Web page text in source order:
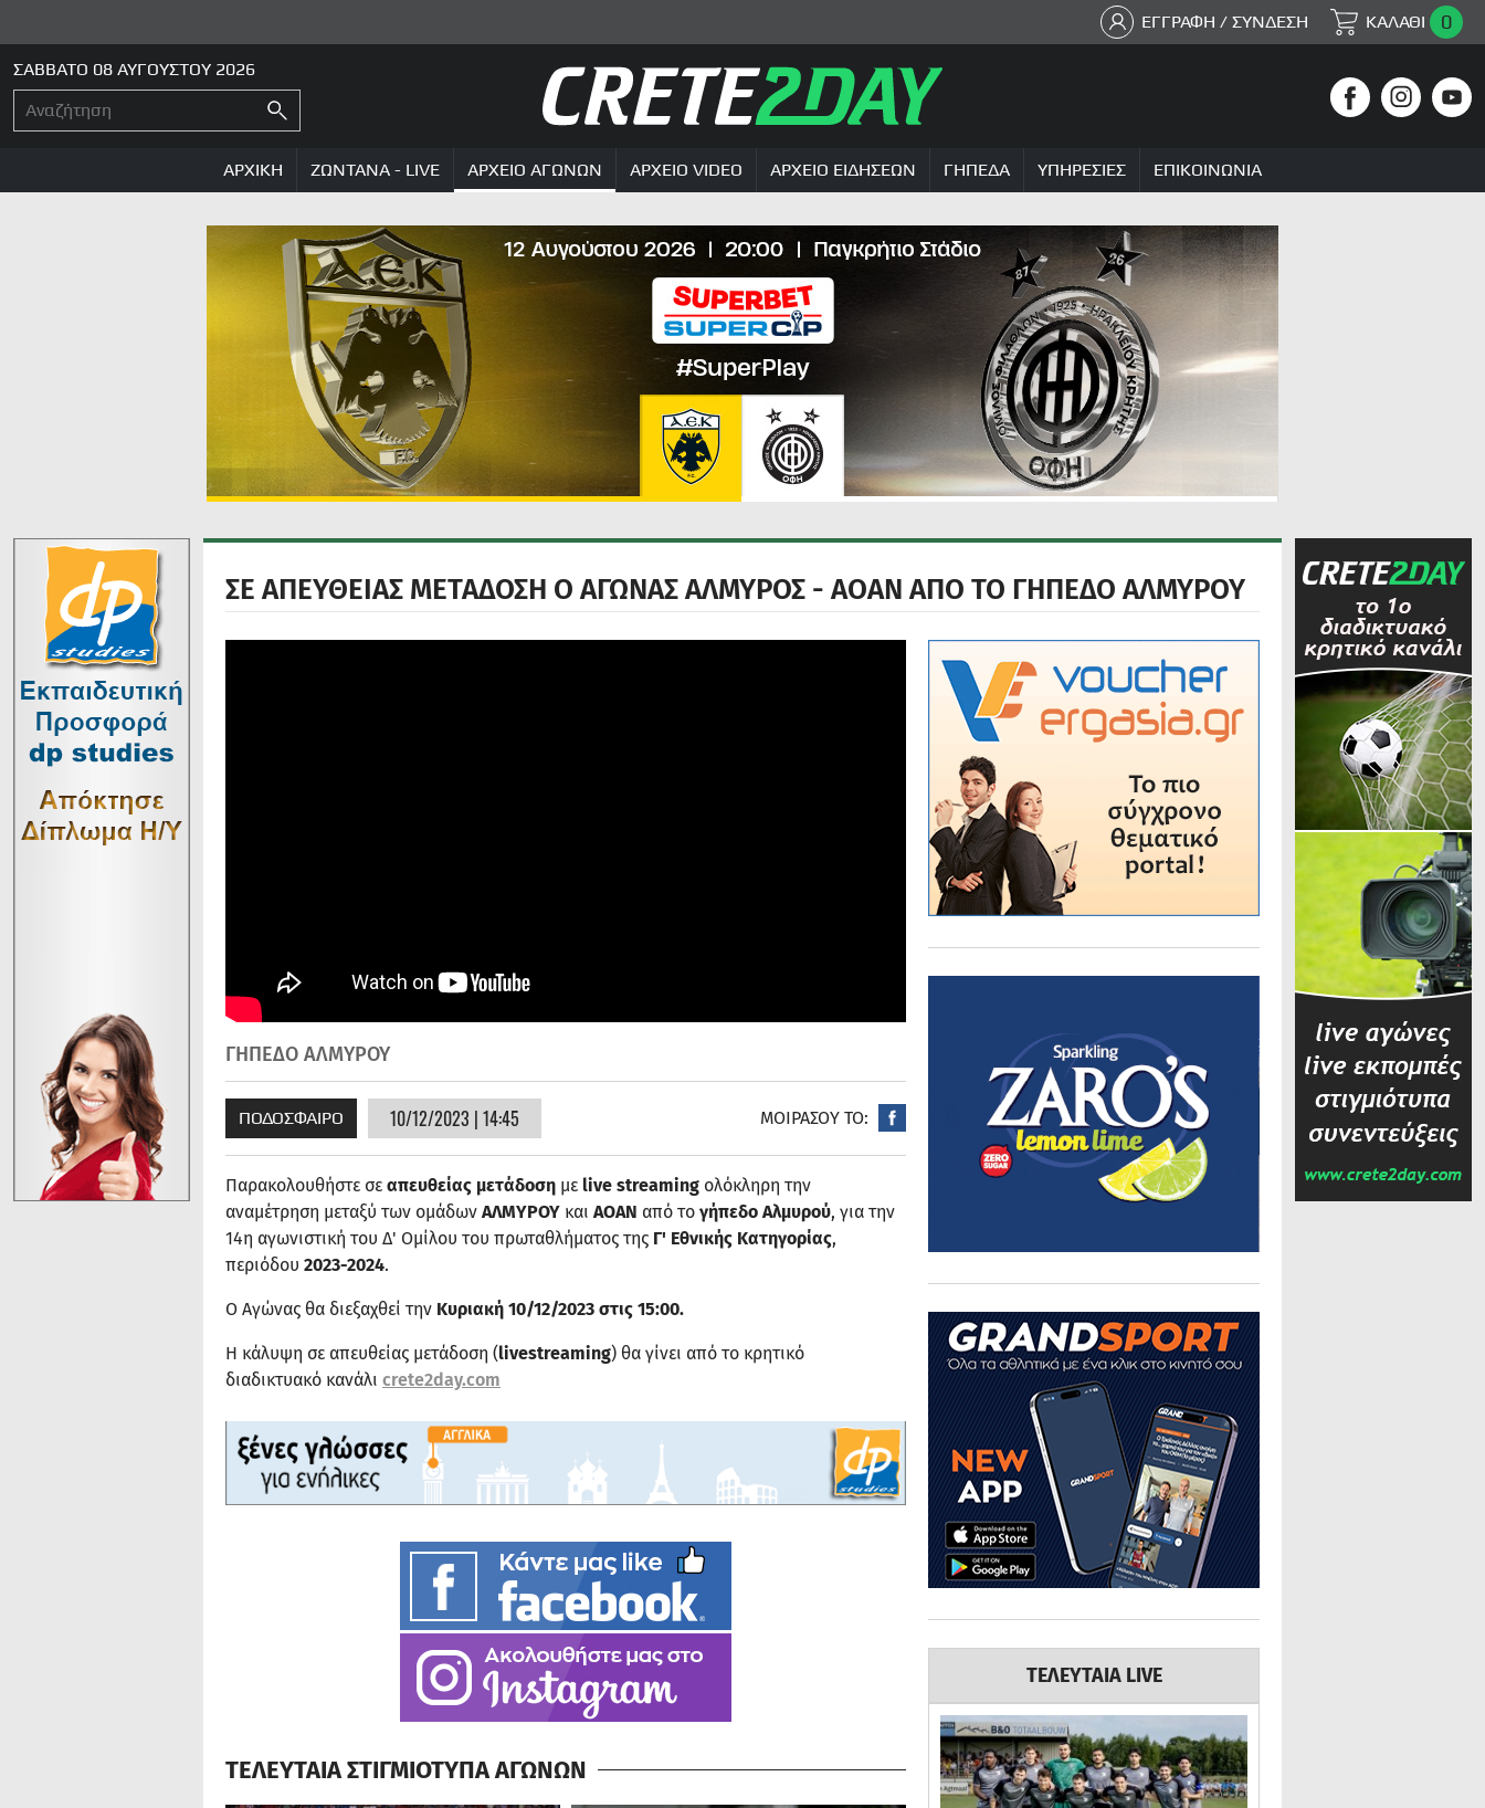
ΕΓΓΡΑΦΗ / ΣΥΝΔΕΣΗ ΚΑΛΑΘΙ 0
ΣΑΒΒΑΤΟ 08 ΑΥΓΟΥΣΤΟΥ 2026
ΑΡΧΙΚΗ ΖΩΝΤΑΝΑ - LIVE ΑΡΧΕΙΟ ΑΓΩΝΩΝ ΑΡΧΕΙΟ VIDEO ΑΡΧΕΙΟ ΕΙΔΗΣΕΩΝ ΓΗΠΕΔΑ ΥΠΗΡΕΣΙΕΣ ΕΠΙΚΟΙΝΩΝΙΑ
ΣΕ ΑΠΕΥΘΕΙΑΣ ΜΕΤΑΔΟΣΗ Ο ΑΓΩΝΑΣ ΑΛΜΥΡΟΣ - ΑΟΑΝ ΑΠΟ ΤΟ ΓΗΠΕΔΟ ΑΛΜΥΡΟΥ
ΓΗΠΕΔΟ ΑΛΜΥΡΟΥ
ΠΟΔΟΣΦΑΙΡΟ 10/12/2023 | 14:45 ΜΟΙΡΑΣΟΥ ΤΟ:
Παρακολουθήστε σε απευθείας μετάδοση με live streaming ολόκληρη την
αναμέτρηση μεταξύ των ομάδων ΑΛΜΥΡΟΥ και ΑΟΑΝ από το γήπεδο Αλμυρού, για την
14η αγωνιστική του Δ' Ομίλου του πρωταθλήματος της Γ' Εθνικής Κατηγορίας,
περιόδου 2023-2024.
Ο Αγώνας θα διεξαχθεί την Κυριακή 10/12/2023 στις 15:00.
Η κάλυψη σε απευθείας μετάδοση (livestreaming) θα γίνει από το κρητικό
διαδικτυακό κανάλι crete2day.com
ΤΕΛΕΥΤΑΙΑ ΣΤΙΓΜΙΟΤΥΠΑ ΑΓΩΝΩΝ
ΤΕΛΕΥΤΑΙΑ LIVE